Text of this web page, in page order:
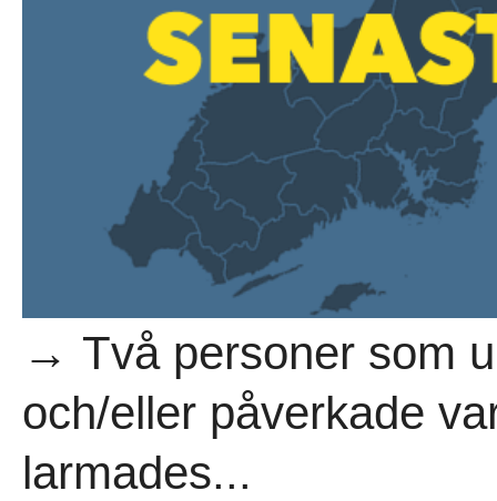
→ Två personer som
och/eller påverkade
larmades...